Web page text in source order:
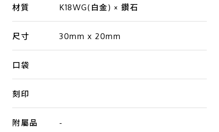
材質 K18WG(白金) × 鑽石
尺寸 30mm x 20mm
口袋
刻印
附屬品 -